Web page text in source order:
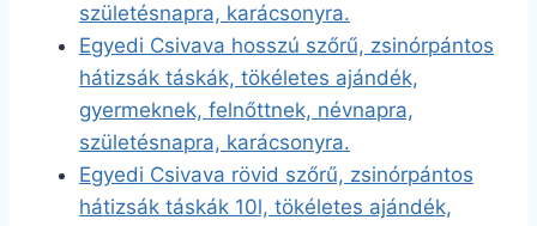
születésnapra, karácsonyra.
Egyedi Csivava hosszú szőrű, zsinórpántos
hátizsák táskák, tökéletes ajándék,
gyermeknek, felnőttnek, névnapra,
születésnapra, karácsonyra.
Egyedi Csivava rövid szőrű, zsinórpántos
hátizsák táskák 10l, tökéletes ajándék,